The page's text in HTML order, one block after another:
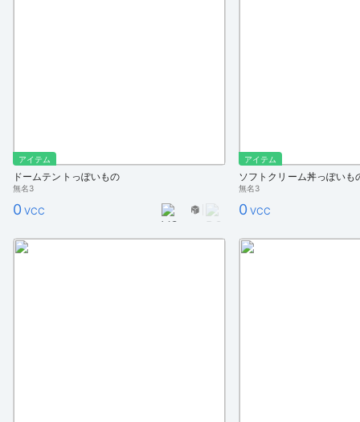
アイテム
ドームテントっぽいもの
無名3
0 VCC
アイテム
ソフトクリーム丼っぽい
無名3
0 VCC